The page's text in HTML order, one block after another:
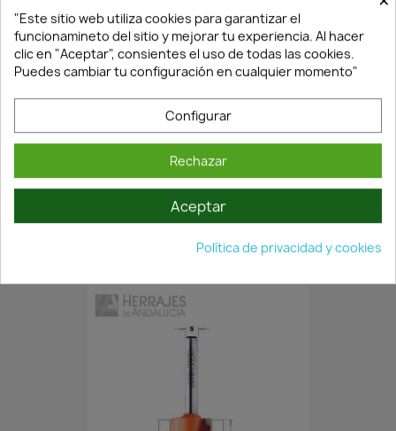
En Stock·Envío 24/48h
BROCA MADERA PALA 8 MM
2,12 €
"Este sitio web utiliza cookies para garantizar el
funcionamineto del sitio y mejorar tu experiencia. Al hacer
clic en "Aceptar", consientes el uso de todas las cookies.
Puedes cambiar tu configuración en cualquier momento"
Configurar
Rechazar
Aceptar
Política de privacidad y cookies